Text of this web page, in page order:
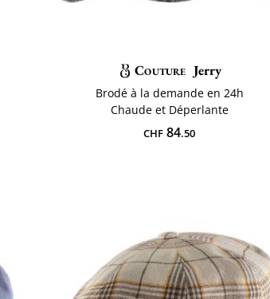
Couture Jerry
Brodé à la demande en 24h
Chaude et Déperlante
CHF 84.50